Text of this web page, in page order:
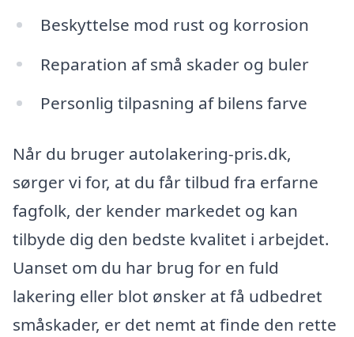
Beskyttelse mod rust og korrosion
Reparation af små skader og buler
Personlig tilpasning af bilens farve
Når du bruger autolakering-pris.dk,
sørger vi for, at du får tilbud fra erfarne
fagfolk, der kender markedet og kan
tilbyde dig den bedste kvalitet i arbejdet.
Uanset om du har brug for en fuld
lakering eller blot ønsker at få udbedret
småskader, er det nemt at finde den rette